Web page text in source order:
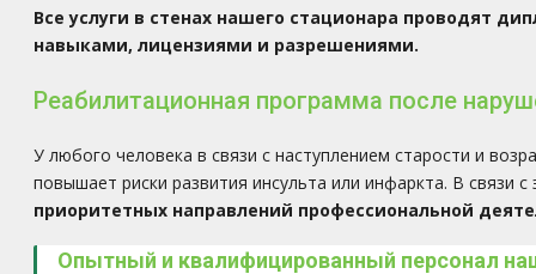
Все услуги в стенах нашего стационара проводят
навыками, лицензиями и разрешениями.
Реабилитационная программа после
У любого человека в связи с наступлением старости и
повышает риски развития инсульта или инфаркта. В связи
приоритетных направлений профессиональной
Опытный и квалифицированный персонал